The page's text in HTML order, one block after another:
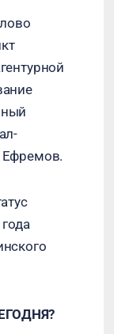
Ефремов.